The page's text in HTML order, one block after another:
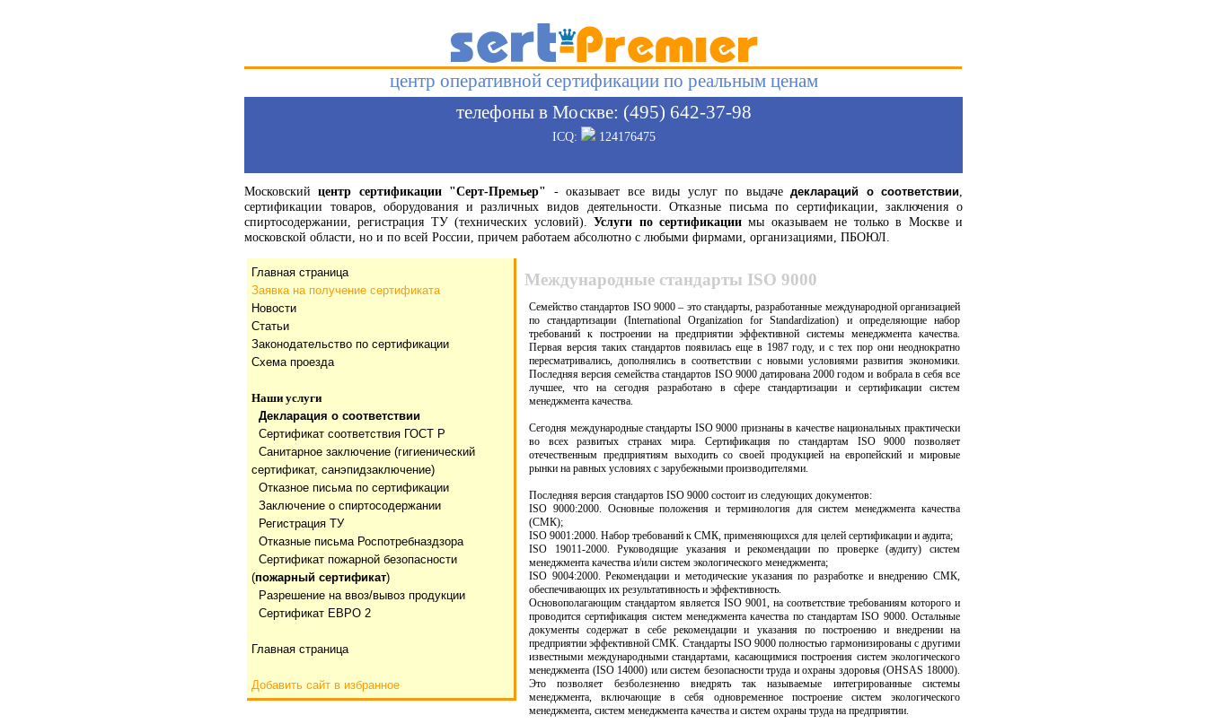
центр оперативной сертификации по реальным ценам
телефоны в Москве: (495) 642-37-98
ICQ: 124176475
Московскийцентр сертификации "Серт-Премьер" - оказывает все виды услуг по выдачедеклараций о соответствии
сертификации товаров, оборудования и различных видов деятельности. Отказные письма по сертификации, заключения о
спиртосодержании, регистрация ТУ (технических условий).Услуги по сертификации мы оказываем не только в Москве и
московской области, но и по всей России, причем работаем абсолютно с любыми фирмами, организациями, ПБОЮЛ.
Главная страница
Заявка на получение сертификата
Новости
Статьи
Законодательство по сертификации
Схема проезда
Наши услуги
Декларация о соответствии
Сертификат соответствия ГОСТ Р
Санитарное заключение (гигиенический
сертификат, санэпидзаключение)
Отказнoе письма по сертификации
Заключение о спиртосодержании
Регистрация ТУ
Отказные письма Роспотребназдзора
Сертификат пожарной безопасности
(пожарный сертификат)
Разрешение на ввоз/вывоз продукции
Сертификат ЕВРО 2
Главная страница
Добавить сайт в избранное
Международные стандарты ISO 9000
Семейство стандартов ISO 9000 – это стандарты, разработанные международной организацией
по стандартизации (International Organization for Standardization) и определяющие набор
требований к построении на предприятии эффективной системы менеджмента качества.
Первая версия таких стандартов появилась еще в 1987 году, и с тех пор они неоднократно
пересматривались, дополнялись в соответствии с новыми условиями развития экономики.
Последняя версия семейства стандартов ISO 9000 датирована 2000 годом и вобрала в себя все
лучшее, что на сегодня разработано в сфере стандартизации и сертификации систем
менеджмента качества.
Сегодня международные стандарты ISO 9000 признаны в качестве национальных практически
во всех развитых странах мира. Сертификация по стандартам ISO 9000 позволяет
отечественным предприятиям выходить со своей продукцией на европейский и мировые
рынки на равных условиях с зарубежными производителями.
Последняя версия стандартов ISO 9000 состоит из следующих документов:
ISO 9000:2000. Основные положения и терминология для систем менеджмента качества
(СМК);
ISO 9001:2000. Набор требований к СМК, применяющихся для целей сертификации и аудита;
ISO 19011-2000. Руководящие указания и рекомендации по проверке (аудиту) систем
менеджмента качества и/или систем экологического менеджмента;
ISO 9004:2000. Рекомендации и методические указания по разработке и внедрению СМК,
обеспечивающих их результативность и эффективность.
Основополагающим стандартом является ISO 9001, на соответствие требованиям которого и
проводится сертификация систем менеджмента качества по стандартам ISO 9000. Остальные
документы содержат в себе рекомендации и указания по построению и внедрении на
предприятии эффективной СМК. Стандарты ISO 9000 полностью гармонизированы с другими
известными международными стандартами, касающимися построения систем экологического
менеджмента (ISO 14000) или систем безопасности труда и охраны здоровья (OHSAS 18000).
Это позволяет безболезненно внедрять так называемые интегрированные системы
менеджмента, включающие в себя одновременное построение систем экологического
менеджмента, систем менеджмента качества и систем охраны труда на предприятии.